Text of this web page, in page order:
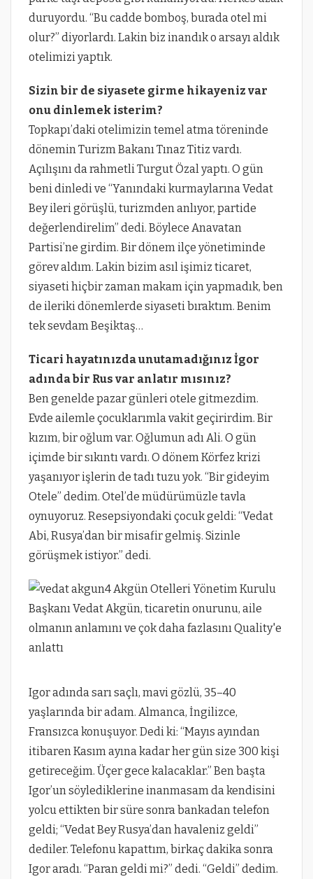
duruyordu. “Bu cadde bomboş, burada otel mi
olur?” diyorlardı. Lakin biz inandık o arsayı aldık
otelimizi yaptık.
Sizin bir de siyasete girme hikayeniz var
onu dinlemek isterim?
Topkapı’daki otelimizin temel atma töreninde
dönemin Turizm Bakanı Tınaz Titiz vardı.
Açılışını da rahmetli Turgut Özal yaptı. O gün
beni dinledi ve “Yanındaki kurmaylarına Vedat
Bey ileri görüşlü, turizmden anlıyor, partide
değerlendirelim” dedi. Böylece Anavatan
Partisi’ne girdim. Bir dönem ilçe yönetiminde
görev aldım. Lakin bizim asıl işimiz ticaret,
siyaseti hiçbir zaman makam için yapmadık, ben
de ileriki dönemlerde siyaseti bıraktım. Benim
tek sevdam Beşiktaş…
Ticari hayatınızda unutamadığınız İgor
adında bir Rus var anlatır mısınız?
Ben genelde pazar günleri otele gitmezdim.
Evde ailemle çocuklarımla vakit geçirirdim. Bir
kızım, bir oğlum var. Oğlumun adı Ali. O gün
içimde bir sıkıntı vardı. O dönem Körfez krizi
yaşanıyor işlerin de tadı tuzu yok. “Bir gideyim
Otele” dedim. Otel’de müdürümüzle tavla
oynuyoruz. Resepsiyondaki çocuk geldi: “Vedat
Abi, Rusya’dan bir misafir gelmiş. Sizinle
görüşmek istiyor.” dedi.
Igor adında sarı saçlı, mavi gözlü, 35–40
yaşlarında bir adam. Almanca, İngilizce,
Fransızca konuşuyor. Dedi ki: “Mayıs ayından
itibaren Kasım ayına kadar her gün size 300 kişi
getireceğim. Üçer gece kalacaklar.” Ben başta
Igor’un söylediklerine inanmasam da kendisini
yolcu ettikten bir süre sonra bankadan telefon
geldi; “Vedat Bey Rusya’dan havaleniz geldi”
dediler. Telefonu kapattım, birkaç dakika sonra
Igor aradı. “Paran geldi mi?” dedi. “Geldi” dedim.